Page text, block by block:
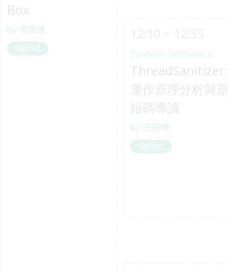
Box
管世達
Skilled System Software
ThreadSanitizer:
運作原理分析與原
始碼導讀
王琮瑋
Skilled